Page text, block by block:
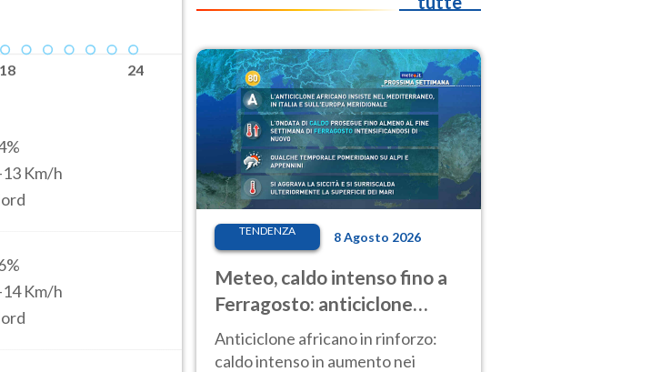
18 24
%
13 Km/h
%
14Km/h
TENDENZA 8 Agosto 2026
Meteo, caldo intenso fino a
Ferragosto: anticiclone
africano ancora
protagonista
Anticiclone africano in rinforzo:
caldo intenso in aumento nei